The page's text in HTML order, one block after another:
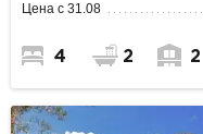
Цена с 31.08
4 2 2